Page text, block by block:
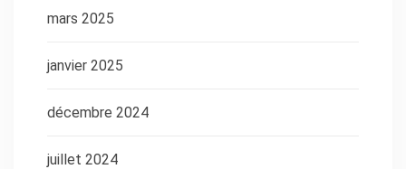
mars 2025
janvier 2025
décembre 2024
juillet 2024